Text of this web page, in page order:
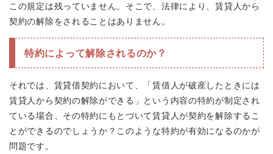
この規定は残っていません。そこで、法律により、賃貸人から
契約の解除をされることはありません。
特約によって解除されるのか？
それでは、賃貸借契約において、「賃借人が破産したときには
賃貸人から契約の解除ができる」という内容の特約が制定され
ている場合、その特約にもとづいて賃貸人が契約を解除するこ
とができるのでしょうか？このような特約が有効になるのかが
問題です。